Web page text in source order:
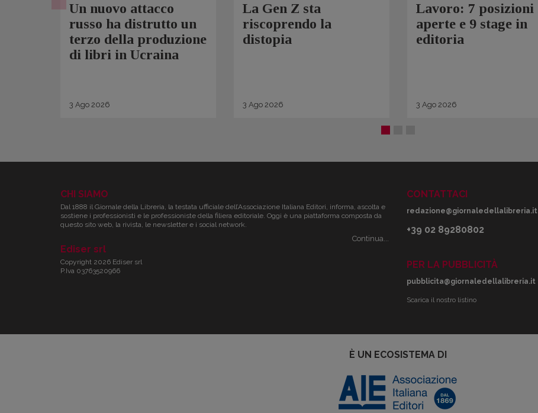
Un nuovo attacco
russo ha distrutto un
terzo della produzione
di libri in Ucraina
3 Ago 2026
La Gen Z sta
riscoprendo la
distopia
3 Ago 2026
Lavoro: 7 posizioni
aperte e 9 stage in
editoria
3 Ago 2026
CHI SIAMO
Dal 1888 il Giornale della Libreria, la testata ufficiale dell’Associazione Italiana Editori, informa, ascolta e
sostiene i professionisti e le professioniste della filiera editoriale. Oggi è una piattaforma composta da
questo sito web, la rivista, le newsletter e i social network.
Continua...
Ediser srl
Copyright 2026 Ediser srl
P.Iva 03763520966
CONTATTACI
redazione@giornaledellalibreria.it
+39 02 89280802
PER LA PUBBLICITÀ
pubblicita@giornaledellalibreria.it
Scarica il nostro listino
È UN ECOSISTEMA DI